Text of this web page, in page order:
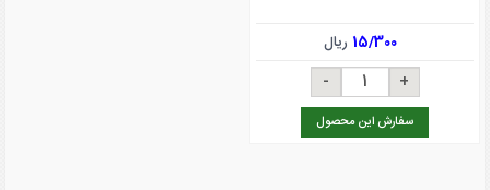
15/300 ریال
سفارش این محصول